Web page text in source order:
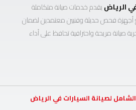
الرياضيقدم خدمات صيانة متكاملة
مع أجهزة فحص حديثة وفنيين معتمدين لضمان
صيانة مريحة واحترافية تحافظ على أداء
لصيانة السيارات في الرياض